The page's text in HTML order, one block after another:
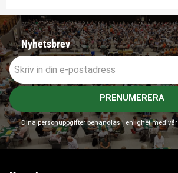
Nyhetsbrev
PRENUMERERA
Dina personuppgifter behandlas i enlighet med vår